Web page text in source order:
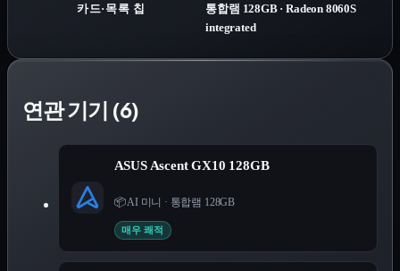
카드·목록 칩
통합램 128GB · Radeon 8060S
integrated
연관 기기 (6)
ASUS Ascent GX10 128GB
📦 AI 미니 · 통합램 128GB
매우 쾌적